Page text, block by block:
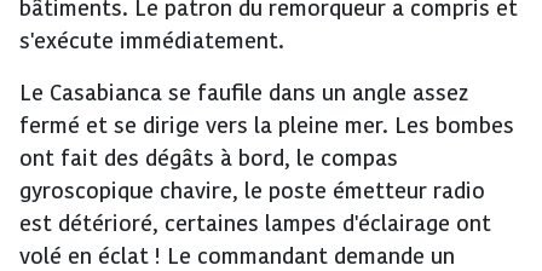
bâtiments. Le patron du remorqueur a compris et
s'exécute immédiatement.
Le Casabianca se faufile dans un angle assez
fermé et se dirige vers la pleine mer. Les bombes
ont fait des dégâts à bord, le compas
gyroscopique chavire, le poste émetteur radio
est détérioré, certaines lampes d'éclairage ont
volé en éclat ! Le commandant demande un